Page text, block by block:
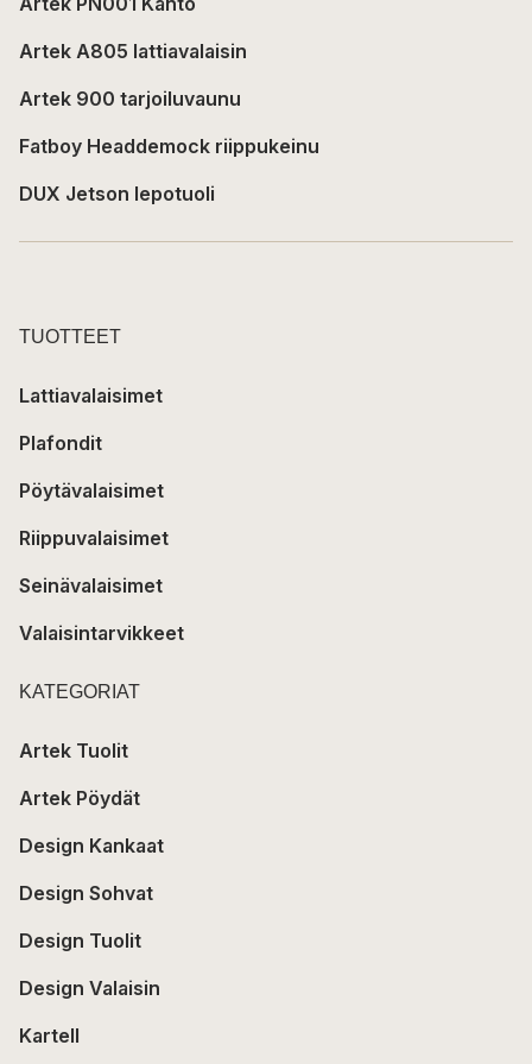
Artek A805 lattiavalaisin
Artek 900 tarjoiluvaunu
Fatboy Headdemock riippukeinu
DUX Jetson lepotuoli
TUOTTEET
Lattiavalaisimet
Plafondit
Pöytävalaisimet
Riippuvalaisimet
Seinävalaisimet
Valaisintarvikkeet
KATEGORIAT
Artek Tuolit
Artek Pöydät
Design Kankaat
Design Sohvat
Design Tuolit
Design Valaisin
Kartell